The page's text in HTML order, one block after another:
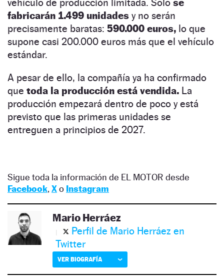
vehículo de producción limitada. Solo se
fabricarán 1.499 unidades y no serán
precisamente baratas: 590.000 euros, lo que
supone casi 200.000 euros más que el vehículo
estándar.
A pesar de ello, la compañía ya ha confirmado
que toda la producción está vendida. La
producción empezará dentro de poco y está
previsto que las primeras unidades se
entreguen a principios de 2027.
Sigue toda la información de EL MOTOR desde
Facebook, Xo Instagram
Mario Herráez
Perfil de Mario Herráez en
Twitter
VER BIOGRAFÍA